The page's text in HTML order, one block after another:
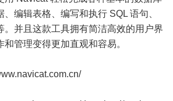
编辑表格、编写和执行 SQL 语句、
。并且这款工具拥有简洁高效的用户界
管理变得更加直观和容易。